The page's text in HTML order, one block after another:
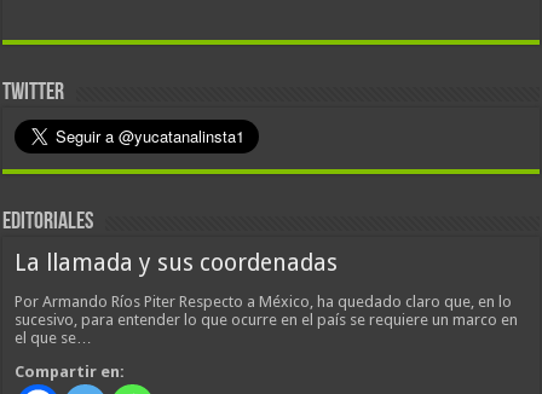
TWITTER
EDITORIALES
La llamada y sus coordenadas
Por Armando Ríos Piter Respecto a México, ha quedado claro que, en lo
sucesivo, para entender lo que ocurre en el país se requiere un marco en
el que se…
Compartir en: